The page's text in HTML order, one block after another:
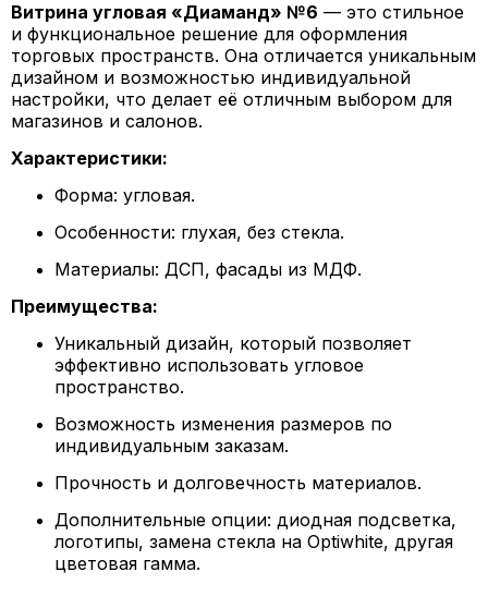
Витрина угловая «Диаманд» №6 — это стильное
и функциональное решение для оформления
торговых пространств. Она отличается уникальным
дизайном и возможностью индивидуальной
настройки, что делает её отличным выбором для
магазинов и салонов.
Характеристики:
Форма: угловая.
Особенности: глухая, без стекла.
Материалы: ДСП, фасады из МДФ.
Преимущества:
Уникальный дизайн, который позволяет
эффективно использовать угловое
пространство.
Возможность изменения размеров по
индивидуальным заказам.
Прочность и долговечность материалов.
Дополнительные опции: диодная подсветка,
логотипы, замена стекла на Optiwhite, другая
цветовая гамма.